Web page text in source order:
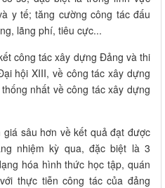
y tế; tăng cường công tác đấu
lãng phí, tiêu cực...
công tác xây dựng Đảng và thi
hội XIII, về công tác xây dựng
nhất về công tác xây dựng
sâu hơn về kết quả đạt được
nhiệm kỳ qua, đặc biệt là 3
hóa hình thức học tập, quán
thực tiễn công tác của đảng